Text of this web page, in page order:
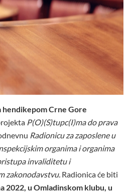
hendikepom Crne Gore
P(O)(S)tupc(I)ma do prava
Radionicu za zaposlene u
organima i organima
invaliditetu i
zakonodavstvu. Radionica će biti
2022, u Omladinskom klubu, u